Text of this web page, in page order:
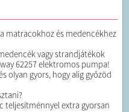
matracokhoz és medencékhez
vagy strandjátékok
62257 elektromos pumpa!
olyan gyors, hogy alig győzöd
teljesítménnyel extra gyorsan